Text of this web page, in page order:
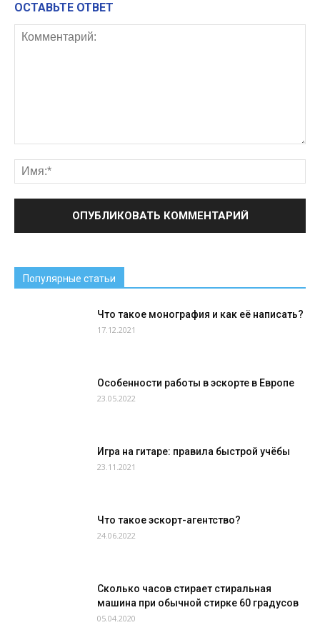
ОСТАВЬТЕ ОТВЕТ
Популярные статьи
Что такое монография и как её написать?
17.12.2021
Особенности работы в эскорте в Европе
23.05.2022
Игра на гитаре: правила быстрой учёбы
23.11.2021
Что такое эскорт-агентство?
24.06.2022
Сколько часов стирает стиральная
машина при обычной стирке 60 градусов
05.04.2020